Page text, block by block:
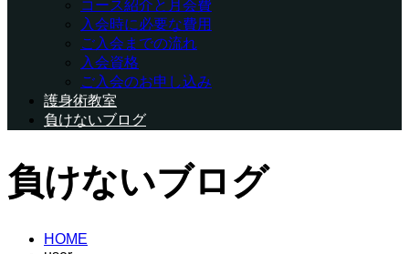
コース紹介と月会費
入会時に必要な費用
ご入会までの流れ
入会資格
ご入会のお申し込み
護身術教室
負けないブログ
負けないブログ
HOME